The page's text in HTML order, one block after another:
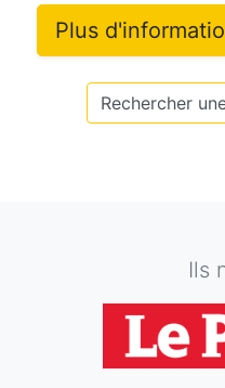
Plus
Rechercher
Ils